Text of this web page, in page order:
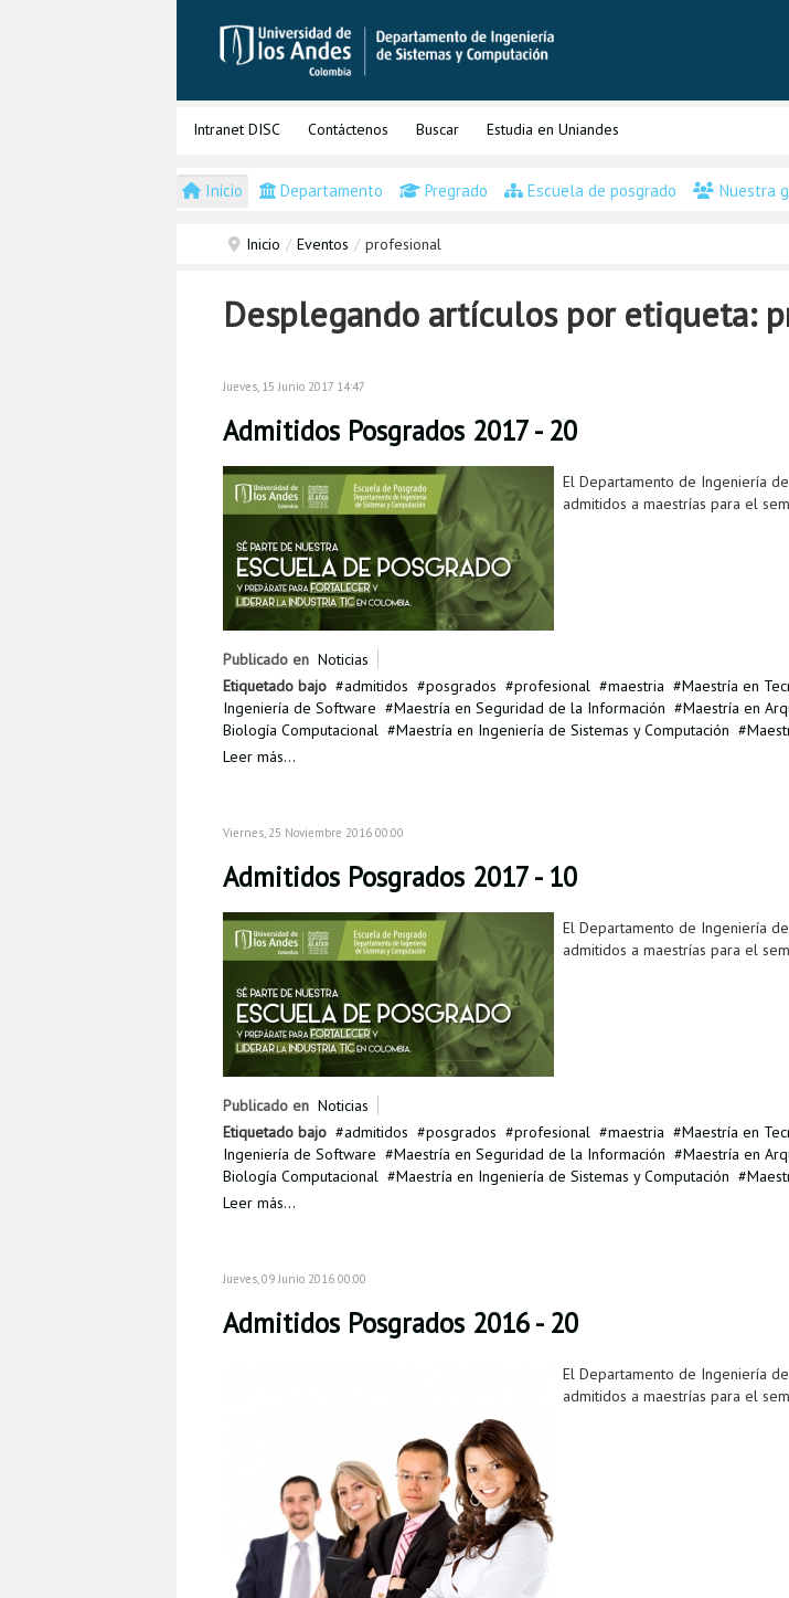
Intranet DISC Contáctenos Buscar Estudia en Uniandes
Inicio Departamento Pregrado Escuela de posgrado Nuestra
Inicio / Eventos / profesional
Desplegando artículos por etiqueta:
Jueves, 15 Junio 2017 14:47
Admitidos Posgrados 2017 - 20
El Departamento de Ingeniería
admitidos a maestrías para el
Publicado en Noticias
Etiquetado bajo
admitidos posgrados profesional maestria Maestría en
Ingeniería de Software
Maestría en Seguridad de la Información Maestría en
Biología Computacional
Maestría en Ingeniería de Sistemas y Computación
Leer más...
Viernes, 25 Noviembre 2016 00:00
Admitidos Posgrados 2017 - 10
El Departamento de Ingeniería
admitidos a maestrías para el
Publicado en Noticias
Etiquetado bajo
admitidos posgrados profesional maestria Maestría en
Ingeniería de Software
Maestría en Seguridad de la Información Maestría en
Biología Computacional
Maestría en Ingeniería de Sistemas y Computación
Leer más...
Jueves, 09 Junio 2016 00:00
Admitidos Posgrados 2016 - 20
El Departamento de Ingeniería
admitidos a maestrías para el